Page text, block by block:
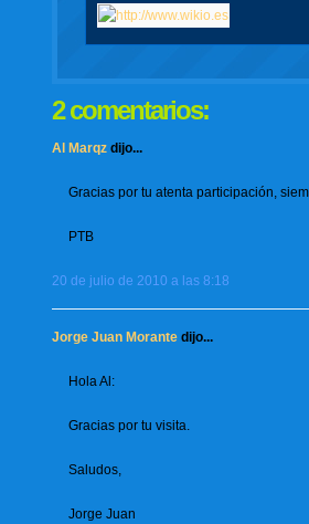
2 comentarios:
Al Marqz dijo...
Gracias por tu atenta participación,
PTB
20 de julio de 2010 a las 8:18
Jorge Juan Morante dijo...
Hola Al:
Gracias por tu visita.
Saludos,
Jorge Juan